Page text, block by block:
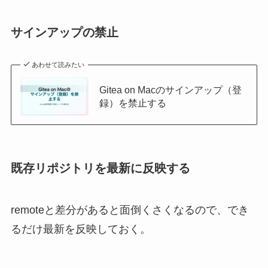
サインアップの禁止
あわせて読みたい
Gitea on Macのサインアップ（登
録）を禁止する
既存リポジトリを最新に反映する
remoteと差分があると面倒くさくなるので、でき
るだけ最新を反映しておく。